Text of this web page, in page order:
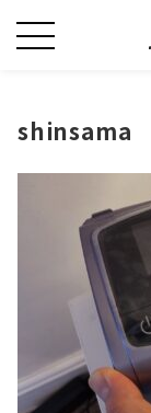
shinsama